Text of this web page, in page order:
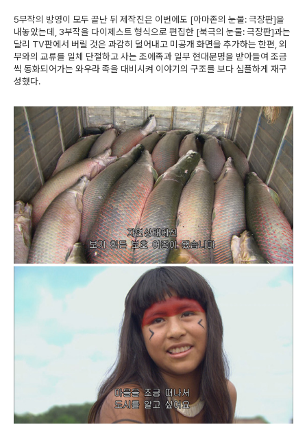
5부작의 방영이 모두 끝난 뒤 제작진은 이번에도 [아마존의 눈물: 극장판]을
내놓았는데, 3부작을 다이제스트 형식으로 편집한 [북극의 눈물: 극장판]과는
달리 TV판에서 버릴 것은 과감히 덜어내고 미공개 화면을 추가하는 한편, 외
부와의 교류를 일체 단절하고 사는 조에족과 일부 현대문명을 받아들여 조금
씩 동화되어가는 와우라 족을 대비시켜 이야기의 구조를 보다 심플하게 재구
성했다.